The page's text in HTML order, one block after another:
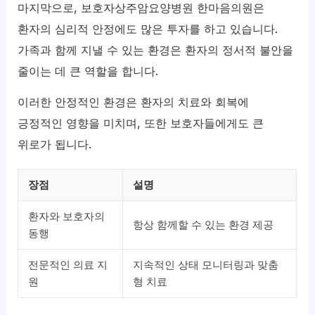
마지막으로, 보호자상주암요양병원 한마음의원은
환자의 심리적 안정에도 많은 투자를 하고 있습니다.
가족과 함께 지낼 수 있는 환경은 환자의 정서적 불안을
줄이는 데 큰 역할을 합니다.
이러한 안정적인 환경은 환자의 치료와 회복에
긍정적인 영향을 미치며, 또한 보호자들에게도 큰
위로가 됩니다.
장점 설명
환자와 보호자의
동행
항상 함께할 수 있는 환경 제공
전문적인 의료 지
원
지속적인 상태 모니터링과 맞춤
형 치료